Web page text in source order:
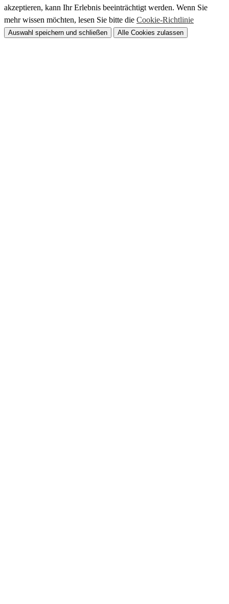
akzeptieren, kann Ihr Erlebnis beeinträchtigt werden. Wenn Sie
mehr wissen möchten, lesen Sie bitte die Cookie-Richtlinie
Auswahl speichern und schließen Alle Cookies zulassen